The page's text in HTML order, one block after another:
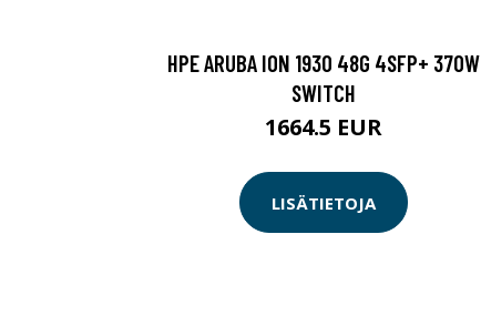
HPE ARUBA ION 1930 48G 4SFP+ 370W
SWITCH
1664.5 EUR
LISÄTIETOJA